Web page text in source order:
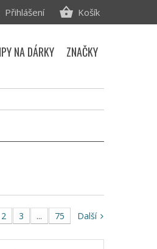
2 3 ... 75 Další
Košík
Přihlášení
NA DÁRKY ZNAČKY